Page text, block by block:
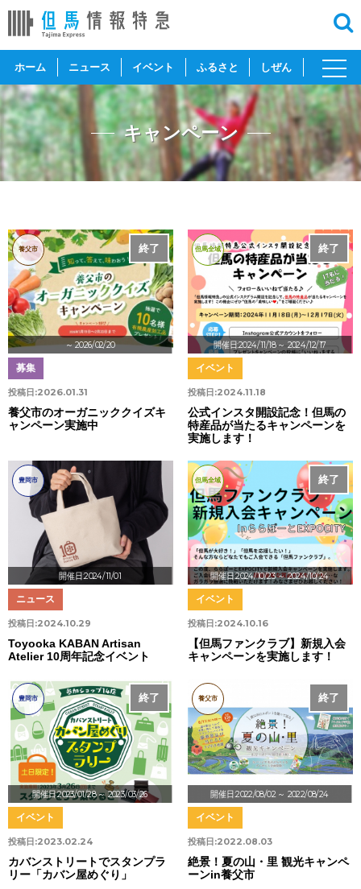
ホーム ニュース イベント ふるさと しぜん
toggle
キャンペーン
～ 2026/02/20
終了
養父市
投稿日:2026.01.31
募集
養父市のオーガニッククイズキ
ャンペーン実施中
開催日:2024/11/18 ～ 2024/12/17
終了
但馬全域
投稿日:2024.11.18
イベント
公式インスタ開設記念！但馬の
特産品が当たるキャンペーンを
実施します！
開催日:2024/11/01
豊岡市
投稿日:2024.10.29
ニュース
Toyooka KABAN Artisan
Atelier 10周年記念イベント
開催日:2024/10/23～ 2024/10/24
終了
但馬全域
投稿日:2024.10.16
イベント
【但馬ファンクラブ】新規入会
キャンペーンを実施します！
開催日:2023/01/28 ～ 2023/03/26
終了
豊岡市
投稿日:2023.02.24
イベント
カバンストリートでスタンプラ
リー「カバン屋めぐり」
開催日:2022/08/02 ～ 2022/08/24
終了
養父市
投稿日:2022.08.03
イベント
絶景！夏の山・里 観光キャンペ
ーンin養父市